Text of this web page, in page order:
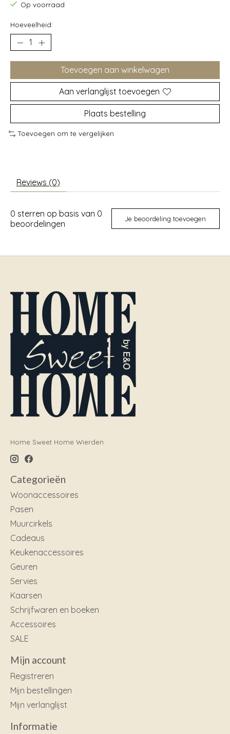
Op voorraad
Hoeveelheid:
Toevoegen aan winkelwagen
Aan verlanglijst toevoegen
Plaats bestelling
Toevoegen om te vergelijken
Reviews (0)
0 sterren op basis van 0
beoordelingen
Je beoordeling toevoegen
Home Sweet Home Wierden
Categorieën
Woonaccessoires
Pasen
Muurcirkels
Cadeaus
Keukenaccessoires
Geuren
Servies
Kaarsen
Schrijfwaren en boeken
Accessoires
SALE
Mijn account
Registreren
Mijn bestellingen
Mijn verlanglijst
Informatie